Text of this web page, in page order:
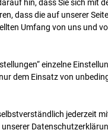
hin, dass Sie sich mit
dass die auf unserer
Umfang von uns und
einzelne
dem Einsatz von
jederzeit